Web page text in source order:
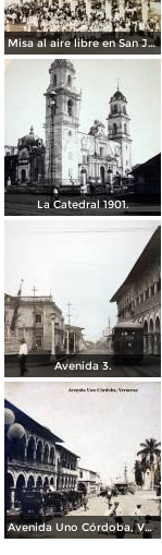
Misa al aire libre en San Jose Congreso Eucaristico ( Fechada el 5 de Junio de 1943 ).
La Catedral 1901.
Avenida 3.
Avenida Uno Córdoba, Veracruz